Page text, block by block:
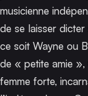
musicienne
de se laisser
ce soit Wayne ou
de « petite amie
femme forte,